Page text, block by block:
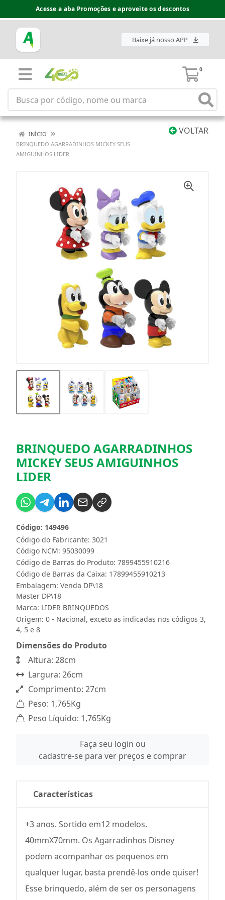
Acesse a aba Promoções e aproveite os descontos
Baixe já nosso APP
0
VOLTAR
INÍCIO
BRINQUEDO AGARRADINHOS MICKEY SEUS
AMIGUINHOS LIDER
BRINQUEDO AGARRADINHOS
MICKEY SEUS AMIGUINHOS
LIDER
Código do Fabricante: 3021
Código: 149496
Código NCM: 95030099
Código de Barras do Produto: 7899455910216
Código de Barras da Caixa: 17899455910213
Embalagem: Venda DP\18
Master DP\18
Marca: LIDER BRINQUEDOS
Origem: 0 - Nacional, exceto as indicadas nos códigos 3,
4, 5 e 8
Dimensões do Produto
Altura: 28cm
Largura: 26cm
Comprimento: 27cm
Peso: 1,765Kg
Peso Líquido: 1,765Kg
Faça seu login ou
cadastre-se para ver preços e comprar
Características
+3 anos. Sortido em12 modelos.
40mmX70mm. Os Agarradinhos Disney
podem acompanhar os pequenos em
qualquer lugar, basta prendê-los onde quiser!
Esse brinquedo, além de ser os personagens